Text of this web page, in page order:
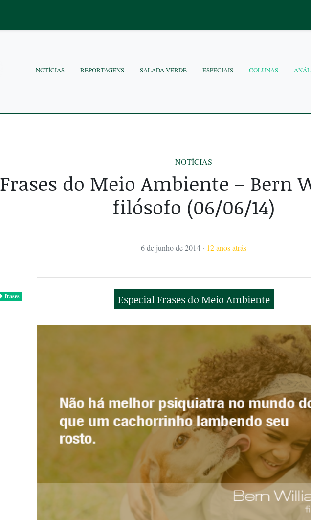
NOTÍCIAS REPORTAGENS SALADA VERDE ESPECIAIS COLUNAS
NOTÍCIAS
Frases do Meio Ambiente – Bern
filósofo (06/06/14)
6 de junho de 2014 · 12 anos atrás
frases Especial Frases do Meio Ambiente